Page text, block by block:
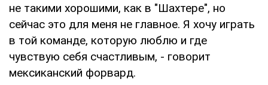
не такими хорошими, как в "Шахтере", но
сейчас это для меня не главное. Я хочу играть
в той команде, которую люблю и где
чувствую себя счастливым, - говорит
мексиканский форвард.